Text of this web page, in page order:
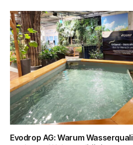
Evodrop AG: Warum